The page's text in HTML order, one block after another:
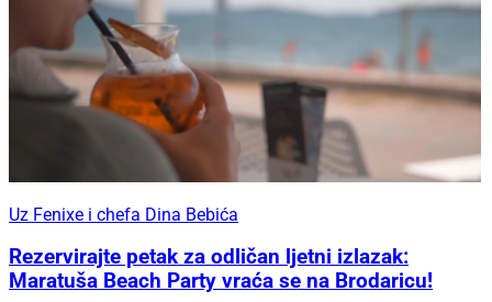
Uz Fenixe i chefa Dina Bebića
Rezervirajte petak za odličan ljetni izlazak:
Maratuša Beach Party vraća se na Brodaricu!